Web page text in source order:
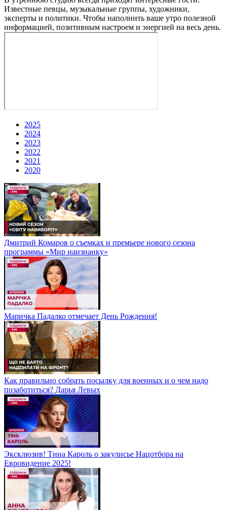
Известные певцы, музыкальные группы, художники,
эксперты и политики. Чтобы наполнить ваше утро полезной
информацией, позитивным настроем и энергией на весь день.
2025
2024
2023
2022
2021
2020
Дмитрий Комаров о съемках и премьере нового сезона
программы «Мир наизнанку»
Маричка Падалко отмечает День Рождения!
Как правильно собрать посылку для военных и о чем надо
позаботиться? Дарья Левых
Эксклюзив! Тина Кароль о закулисье Нацотбора на
Евровидение 2025!